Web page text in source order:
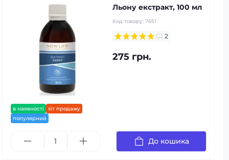
в наявності
хіт продажу
популярний
Льону екстракт, 100 мл
Код товару: 7651
2
275 грн.
До кошика